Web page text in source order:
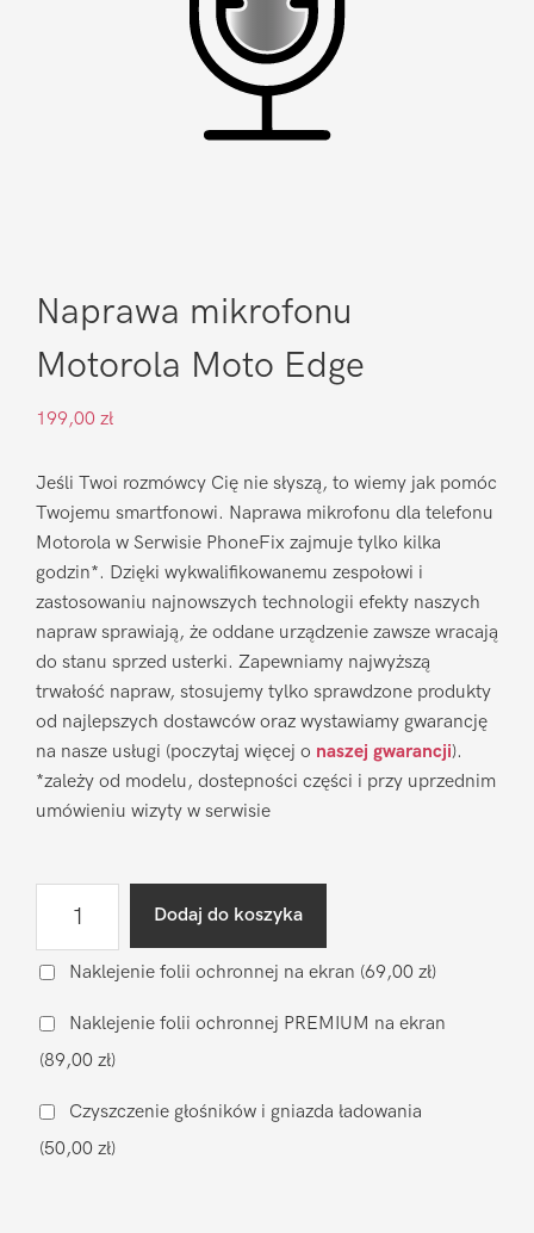
Naprawa mikrofonu
Motorola Moto Edge
199,00 zł
Jeśli Twoi rozmówcy Cię nie słyszą, to wiemy jak pomóc
Twojemu smartfonowi. Naprawa mikrofonu dla telefonu
Motorola w Serwisie PhoneFix zajmuje tylko kilka
godzin*. Dzięki wykwalifikowanemu zespołowi i
zastosowaniu najnowszych technologii efekty naszych
napraw sprawiają, że oddane urządzenie zawsze wracają
do stanu sprzed usterki. Zapewniamy najwyższą
trwałość napraw, stosujemy tylko sprawdzone produkty
od najlepszych dostawców oraz wystawiamy gwarancję
na nasze usługi (poczytaj więcej o naszej gwarancji).
*zależy od modelu, dostepności części i przy uprzednim
umówieniu wizyty w serwisie
mikrofonu
Moto
Edge
Dodaj do koszyka
Naklejenie folii ochronnej na ekran (69,00 zł)
Naklejenie folii ochronnej PREMIUM na ekran
(89,00 zł)
Czyszczenie głośników i gniazda ładowania
(50,00 zł)